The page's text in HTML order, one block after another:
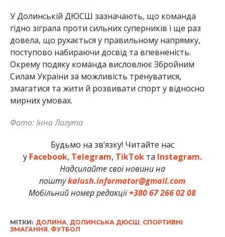
У Долинській ДЮСШ зазначають, що команда
гідно зіграла проти сильних суперників і ще раз
довела, що рухається у правильному напрямку,
поступово набираючи досвід та впевненість.
Окрему подяку команда висловлює Збройним
Силам України за можливість тренуватися,
змагатися та жити й розвивати спорт у відносно
мирних умовах.
Фото: Інна Лагута
Будьмо на зв’язку! Читайте нас
у Facebook, Telegram, TikTokта Instagram.
Надсилайте свої новини на
поштуkalush.informator@gmail.com
Мобільний номер редакції+380 67 266 02 08
МІТКИ: ДОЛИНА ДОЛИНСЬКА ДЮСШ СПОРТИВНІ
ЗМАГАННЯ ФУТБОЛ